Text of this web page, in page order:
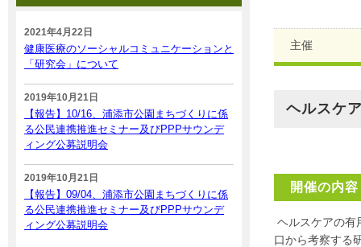
主催
ヘルスケ
開催の内容
ヘルスケアの有
口から考察する
2021年4月22日
健康医療のソーシャルコミュニケーションと
「研究会」について
2019年10月21日
【報告】10/16、浦添市公園まちづくりに係
る公民連携推進セミナー及びPPPサウンデ
ィング公募説明会
2019年10月21日
【報告】09/04、浦添市公園まちづくりに係
る公民連携推進セミナー及びPPPサウンデ
ィング公募説明会